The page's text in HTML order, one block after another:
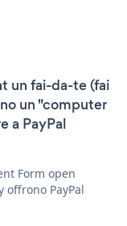
un fai-da-te (fai
un "computer
a PayPal
Form open
offrono PayPal